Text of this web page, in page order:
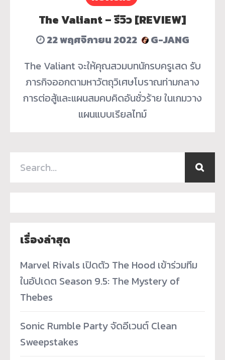
The Valiant – รีวิว [REVIEW]
22 พฤศจิกายน 2022
G-JANG
The Valiant จะให้คุณสวมบทนักรบครูเสด รับ
ภารกิจออกตามหาวัตถุวิเศษโบราณท่ามกลาง
การต่อสู้และแผนสมคบคิดอันชั่วร้าย ในเกมวาง
แผนแบบเรียลไทม์
เรื่องล่าสุด
Marvel Rivals เปิดตัว The Hood เข้าร่วมทีม
ในอัปเดต Season 9.5: The Mystery of
Thebes
Sonic Rumble Party จัดอีเวนต์ Clean
Sweepstakes